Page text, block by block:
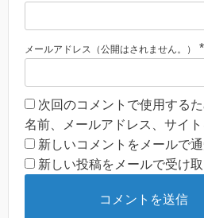
メールアドレス（公開はされません。） *
次回のコメントで使用する
名前、メールアドレス、サイト
新しいコメントをメールで
新しい投稿をメールで受け